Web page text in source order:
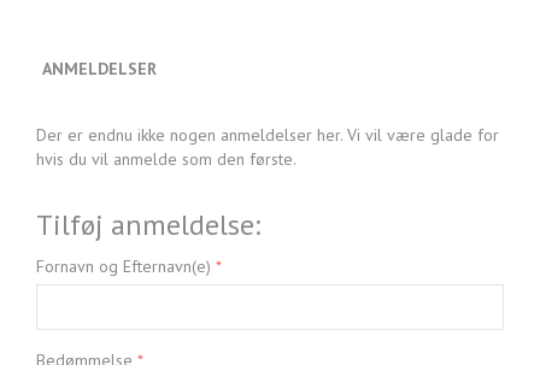
ANMELDELSER
Der er endnu ikke nogen anmeldelser her. Vi vil være glade for
hvis du vil anmelde som den første.
Tilføj anmeldelse:
Fornavn og Efternavn(e)
Bedømmelse